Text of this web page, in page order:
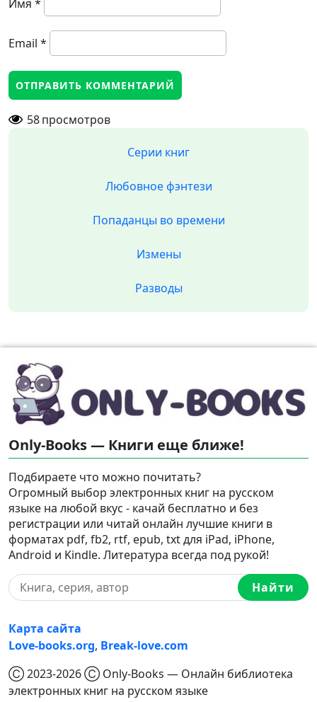
Имя *
Email *
58просмотров
Серии книг
Любовное фэнтези
Попаданцы во времени
Измены
Разводы
Only-Books — Книги еще ближе!
Подбираете что можно почитать?
Огромный выбор электронных книг на русском
языке на любой вкус - качай бесплатно и без
регистрации или читай онлайн лучшие книги в
форматах pdf, fb2, rtf, epub, txt для iPad, iPhone,
Android и Kindle. Литература всегда под рукой!
Найти
Карта сайта
Love-books.org, Break-love.com
Ⓒ 2023-2026 Ⓒ Only-Books — Онлайн библиотека
электронных книг на русском языке